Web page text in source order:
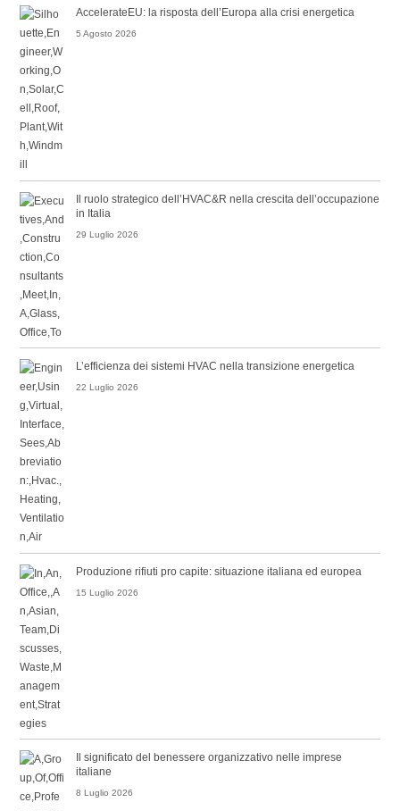
AccelerateEU: la risposta dell’Europa alla crisi energetica
5 Agosto 2026
Il ruolo strategico dell’HVAC&R nella crescita dell’occupazione
in Italia
29 Luglio 2026
L’efficienza dei sistemi HVAC nella transizione energetica
22 Luglio 2026
Produzione rifiuti pro capite: situazione italiana ed europea
15 Luglio 2026
Il significato del benessere organizzativo nelle imprese
italiane
8 Luglio 2026